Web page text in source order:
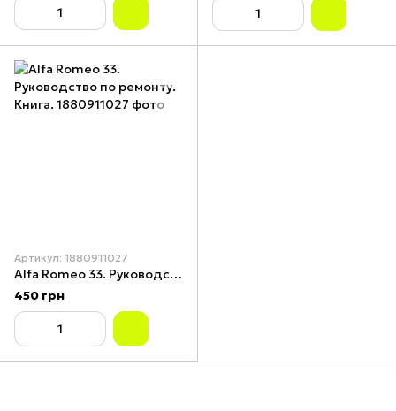
Артикул: 1880911027
Alfa Romeo 33. Руководство по ремонту. Книга.
450 грн